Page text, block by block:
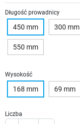
Długość prowadnicy
450 mm 300 mm
550 mm
Wysokość
168 mm 69 mm
Liczba